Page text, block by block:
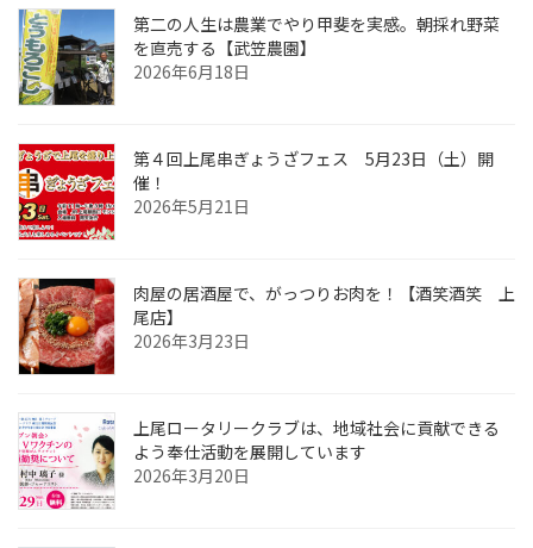
第二の人生は農業でやり甲斐を実感。朝採れ野菜
を直売する【武笠農園】
2026年6月18日
第４回上尾串ぎょうざフェス 5月23日（土）開
催！
2026年5月21日
肉屋の居酒屋で、がっつりお肉を！【酒笑酒笑 上
尾店】
2026年3月23日
上尾ロータリークラブは、地域社会に貢献できる
よう奉仕活動を展開しています
2026年3月20日